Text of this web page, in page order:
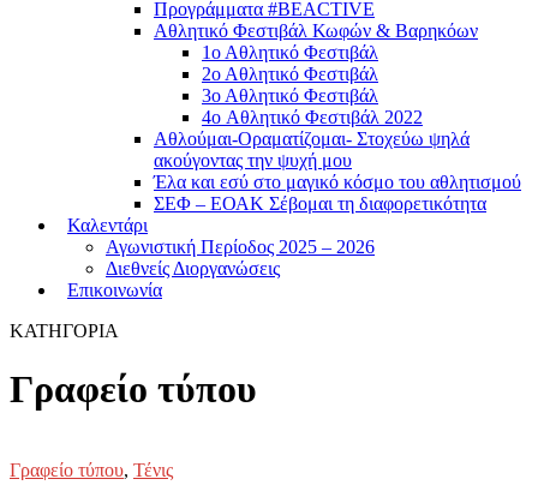
Προγράμματα #BEACTIVE
Αθλητικό Φεστιβάλ Κωφών & Βαρηκόων
1ο Αθλητικό Φεστιβάλ
2ο Αθλητικό Φεστιβάλ
3ο Αθλητικό Φεστιβάλ
4o Αθλητικό Φεστιβάλ 2022
Αθλούμαι-Οραματίζομαι- Στοχεύω ψηλά
ακούγοντας την ψυχή μου
Έλα και εσύ στο μαγικό κόσμο του αθλητισμού
ΣΕΦ – ΕΟΑΚ Σέβομαι τη διαφορετικότητα
Καλεντάρι
Αγωνιστική Περίοδος 2025 – 2026
Διεθνείς Διοργανώσεις
Επικοινωνία
ΚΑΤΗΓΟΡΙΑ
Γραφείο τύπου
Γραφείο τύπου, Τένις